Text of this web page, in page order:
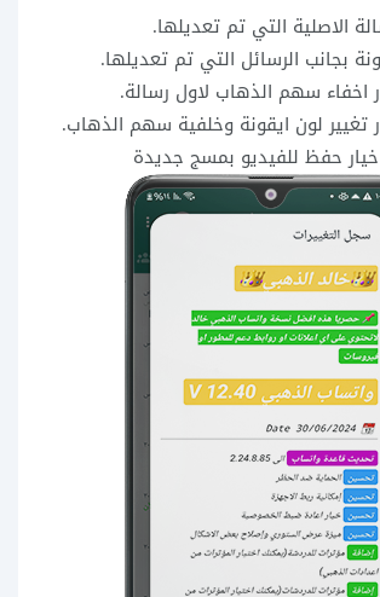
الاصلية التي تم تعديلها.
بجانب الرسائل التي تم تعديلها.
اخفاء سهم الذهاب لاول رسالة.
تغيير لون ايقونة وخلفية سهم الذهاب.
حفظ للفيديو بمسج جديدة